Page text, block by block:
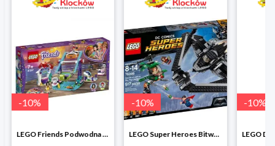
-10%
LEGO Friends Podwodna Frajda w super cenie
-10%
LEGO Super Heroes Bitwa powietrzna w super cenie
-10%